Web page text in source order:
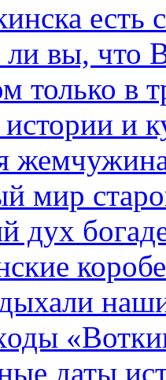
есть
ли вы, что
только в
и
мир
дух
даты